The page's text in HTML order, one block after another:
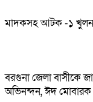
মাদকসহ আটক -১
বরগুনা জেলা বাসীকে
অভিনন্দন, ঈদ